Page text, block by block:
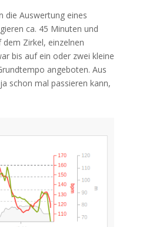
die Auswertung eines
ca. 45 Minuten und
Zirkel, einzelnen
bis auf ein oder zwei kleine
angeboten. Aus
schon mal passieren kann,